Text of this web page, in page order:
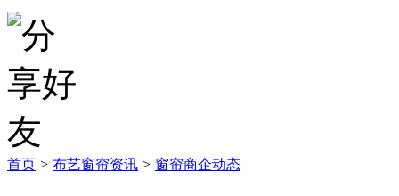
首页 > 布艺窗帘资讯 > 窗帘商企动态